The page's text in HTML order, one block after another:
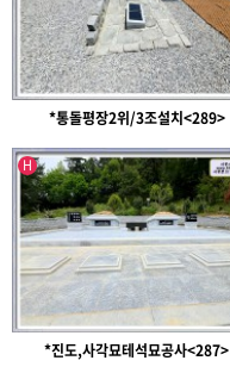
*통돌평장2위/3조설치<289>
H
인기글
*진도,사각묘테석묘공사<287>